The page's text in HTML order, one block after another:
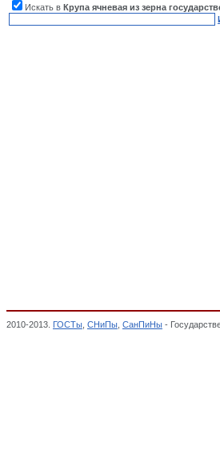
Искать в Крупа ячневая из зерна
2010-2013. ГОСТы СНиПы СанПиНы -